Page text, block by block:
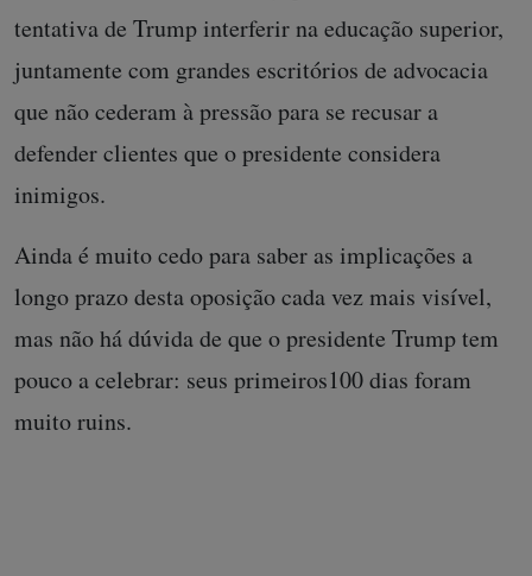
tentativa de Trump interferir na educação superior,
juntamente com grandes escritórios de advocacia
que não cederam à pressão para se recusar a
defender clientes que o presidente considera
inimigos.
Ainda é muito cedo para saber as implicações a
longo prazo desta oposição cada vez mais visível,
mas não há dúvida de que o presidente Trump tem
pouco a celebrar: seus primeiros100 dias foram
muito ruins.